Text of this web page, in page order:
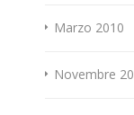
Marzo 2010
Novembre